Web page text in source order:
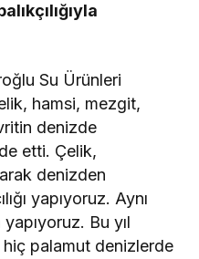
Su Ürünleri
hamsi, mezgit,
denizde
etti. Çelik,
denizden
yapıyoruz. Aynı
yapıyoruz. Bu yıl
palamut denizlerde